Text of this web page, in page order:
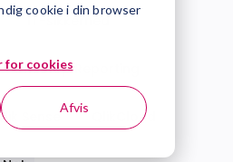
cookie i din browser
for cookies
Afvis
IT-sikkerhed
OneStop Reporting
Sense QlikCloud